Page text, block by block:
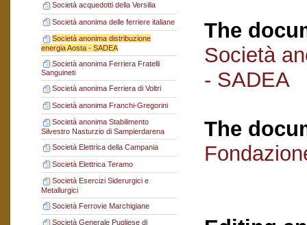
Società acquedotti della Versilia
Società anonima delle ferriere italiane
Società anonima distribuzione
energia Aosta - SADEA
Società anonima Ferriera Fratelli
Sanguineti
Società anonima Ferriera di Voltri
Società anonima Franchi-Gregorini
Società anonima Stabilimento
Silvestro Nasturzio di Sampierdarena
Società Elettrica della Campania
Società Elettrica Teramo
Società Esercizi Siderurgici e
Metallurgici
Società Ferrovie Marchigiane
Società Generale Pugliese di
The
Società
- SADEA
The